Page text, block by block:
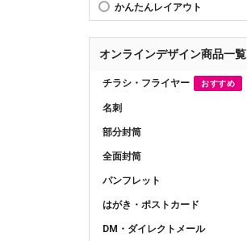
かんたんレイアウト
オンラインデザイン商品一覧
チラシ・フライヤー おすすめ
名刺
部分封筒
全面封筒
パンフレット
はがき・ポストカード
DM・ダイレクトメール